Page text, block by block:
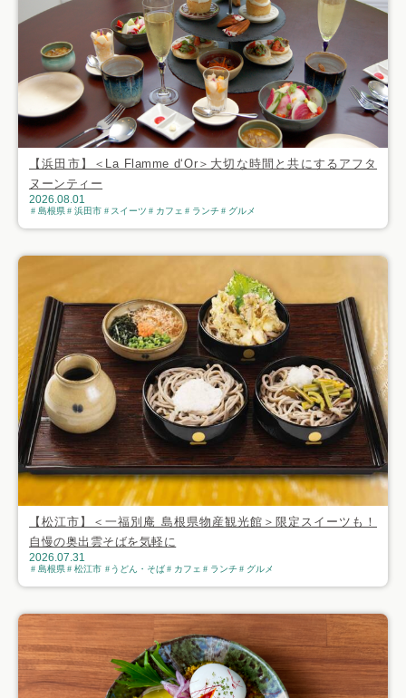
【浜田市】＜La Flamme d‘Or＞大切な時間と共にするアフタ
ヌーンティー
2026.08.01
島根県 浜田市 スイーツ カフェ ランチ グルメ
【松江市】＜一福別庵 島根県物産観光館＞限定スイーツも！
自慢の奥出雲そばを気軽に
2026.07.31
島根県 松江市 うどん・そば カフェ ランチ グルメ